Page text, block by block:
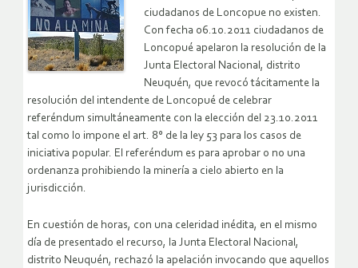
ciudadanos de Loncopue no existen.
Con fecha 06.10.2011 ciudadanos de
Loncopué apelaron la resolución de la
Junta Electoral Nacional, distrito
Neuquén, que revocó tácitamente la
resolución del intendente de Loncopué de celebrar
referéndum simultáneamente con la elección del 23.10.2011
tal como lo impone el art. 8° de la ley 53 para los casos de
iniciativa popular. El referéndum es para aprobar o no una
ordenanza prohibiendo la minería a cielo abierto en la
jurisdicción.
En cuestión de horas, con una celeridad inédita, en el mismo
día de presentado el recurso, la Junta Electoral Nacional,
distrito Neuquén, rechazó la apelación invocando que aquellos